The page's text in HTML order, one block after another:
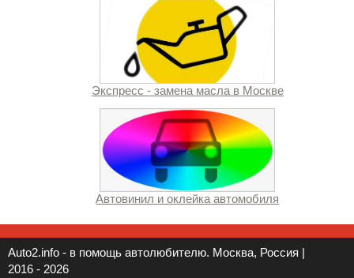
Экспресс - замена масла в Москве
Автовинил и оклейка автомобиля
Auto2.info - в помощь автолюбителю. Москва, Россия |
2016 - 2026